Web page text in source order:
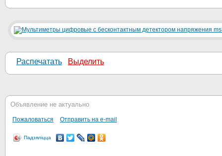
Распечатать Выделить
Объявление не актуально
Пожаловаться Отправить на e-mail
Падзяліцца